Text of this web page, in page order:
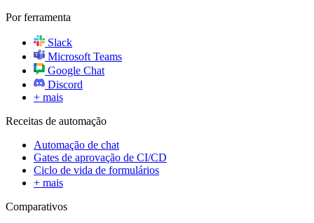
Por ferramenta
Slack
Microsoft Teams
Google Chat
Discord
+ mais
Receitas de automação
Automação de chat
Gates de aprovação de CI/CD
Ciclo de vida de formulários
+ mais
Comparativos